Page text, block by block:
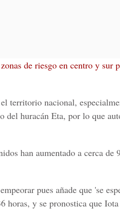
de riesgo en centro y sur
territorio nacional,
del huracán Eta, por lo que
han aumentado a cerca de
pues añade que 'se
horas, y se pronostica que Iota